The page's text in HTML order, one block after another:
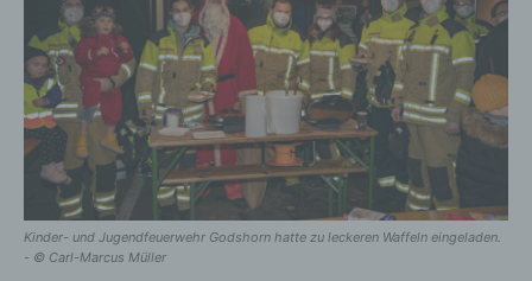
Kinder- und Jugendfeuerwehr Godshorn hatte zu leckeren Waffeln eingeladen.
- © Carl-Marcus Müller